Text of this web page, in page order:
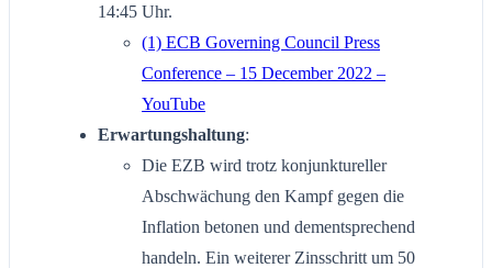
14:45 Uhr.
(1) ECB Governing Council Press
Conference – 15 December 2022 –
YouTube
Erwartungshaltung:
Die EZB wird trotz konjunktureller
Abschwächung den Kampf gegen die
Inflation betonen und dementsprechend
handeln. Ein weiterer Zinsschritt um 50